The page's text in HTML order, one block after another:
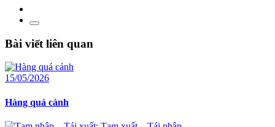
Bài viết liên quan
15/05/2026
Hàng quá cảnh